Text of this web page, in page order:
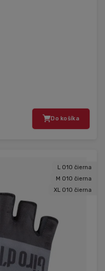
Do košíka
L 010 čierna
M 010 čierna
XL 010 čierna